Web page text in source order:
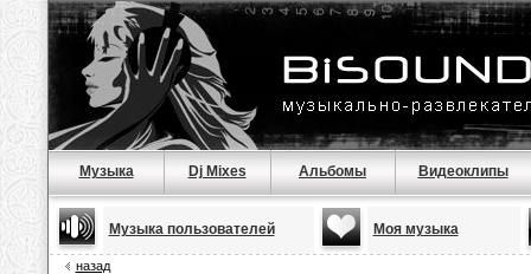
Музыка Dj Mixes Альбомы Видеоклипы
Музыка пользователей Моя музыка
назад